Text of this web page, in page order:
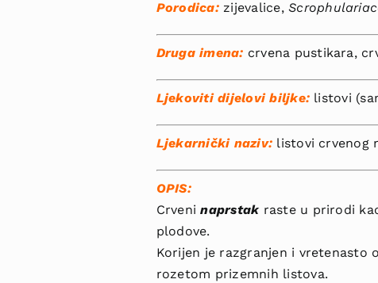
Porodica: zijevalice,
Druga imena: crvena pustikara,
Ljekoviti dijelovi biljke: listovi
Ljekarnički naziv: listovi crvenog
OPIS:
Crveninaprstak raste u prirodi
plodove.
Korijen je razgranjen i vretenasto
rozetom prizemnih listo­va.